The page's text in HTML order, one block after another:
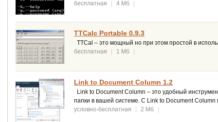
бесплатная
| 4 Мб |
TTCalc Portable 0.9.3
TTCal – это мощный но при этом простой в
бесплатная
| 1 Мб |
Link to Document Column 1.2
Link to Document Column – это удобный
папки в вашей системе. С Link to Document
условно-бесплатная
| 2 Мб |